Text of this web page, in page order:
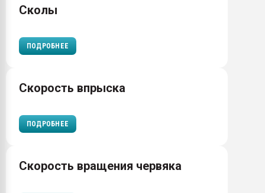
Сколы
ПОДРОБНЕЕ
Скорость впрыска
ПОДРОБНЕЕ
Скорость вращения червяка